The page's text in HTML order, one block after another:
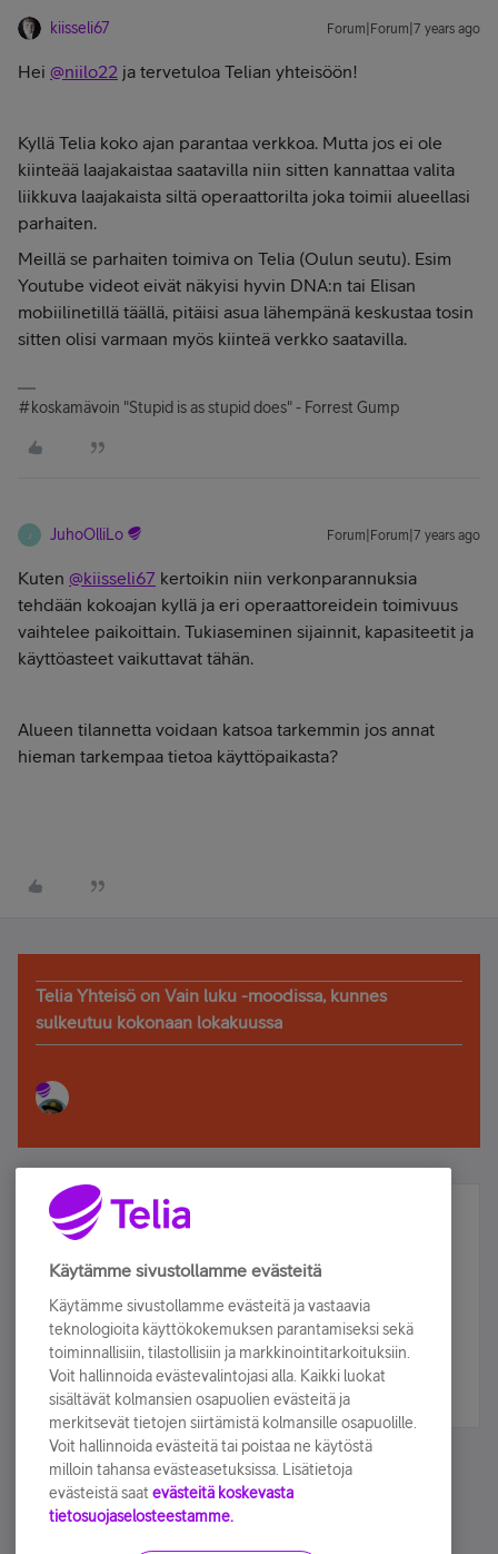
kiisseli67 Forum|Forum|7 years ago
Hei @niilo22 ja tervetuloa Telian yhteisöön!
Kyllä Telia koko ajan parantaa verkkoa. Mutta jos ei ole
kiinteää laajakaistaa saatavilla niin sitten kannattaa valita
liikkuva laajakaista siltä operaattorilta joka toimii alueellasi
parhaiten.
Meillä se parhaiten toimiva on Telia (Oulun seutu). Esim
Youtube videot eivät näkyisi hyvin DNA:n tai Elisan
mobiilinetillä täällä, pitäisi asua lähempänä keskustaa tosin
sitten olisi varmaan myös kiinteä verkko saatavilla.
#koskamävoin "Stupid is as stupid does" - Forrest Gump
J JuhoOlliLo Forum|Forum|7 years ago
Kuten @kiisseli67 kertoikin niin verkonparannuksia
tehdään kokoajan kyllä ja eri operaattoreidein toimivuus
vaihtelee paikoittain. Tukiaseminen sijainnit, kapasiteetit ja
käyttöasteet vaikuttavat tähän.
Alueen tilannetta voidaan katsoa tarkemmin jos annat
hieman tarkempaa tietoa käyttöpaikasta?
Telia Yhteisö on Vain luku -moodissa, kunnes
sulkeutuu kokonaan lokakuussa
Älä jää paitsi – osallistu ja voita!
Tilaa Telian uutiskirje ja olet mukana arvonnassa.
sähköpostiisi.
Tilaa nyt
Käytämme sivustollamme evästeitä
Käytämme sivustollamme evästeitä ja vastaavia
teknologioita käyttökokemuksen parantamiseksi sekä
toiminnallisiin, tilastollisiin ja markkinointitarkoituksiin.
Voit hallinnoida evästevalintojasi alla. Kaikki luokat
sisältävät kolmansien osapuolien evästeitä ja
merkitsevät tietojen siirtämistä kolmansille osapuolille.
Voit hallinnoida evästeitä tai poistaa ne käytöstä
milloin tahansa evästeasetuksissa. Lisätietoja
evästeistä saat evästeitä koskevasta
tietosuojaselosteestamme.